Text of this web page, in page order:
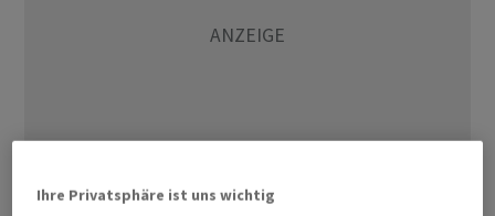
Ihre Privatsphäre ist uns wichtig